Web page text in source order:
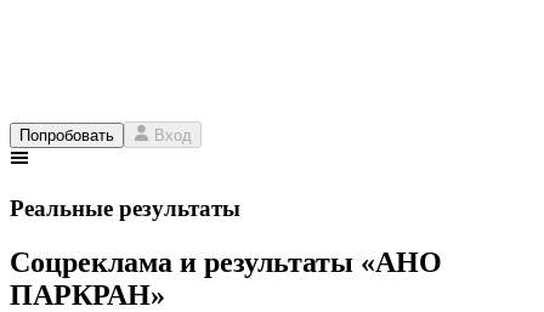
Попробовать Вход
Реальные результаты
Соцреклама и результаты «АНО
ПАРКРАН»